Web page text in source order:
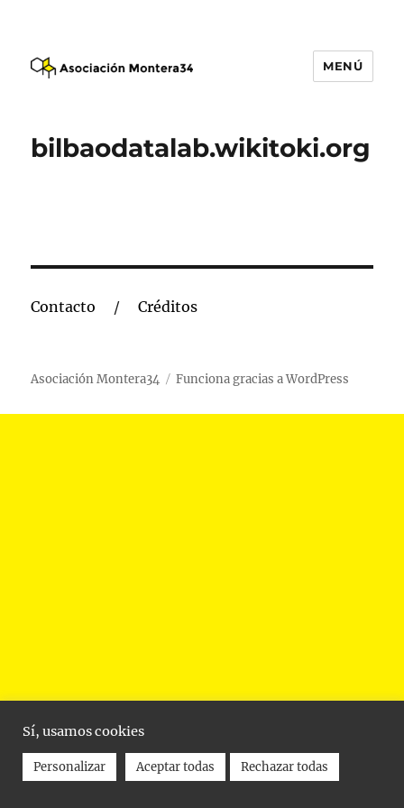
MENÚ
bilbaodatalab.wikitoki.org
Contacto Créditos
Asociación Montera34 Funciona gracias a WordPress
Sí, usamos cookies
Personalizar Aceptar todas Rechazar todas